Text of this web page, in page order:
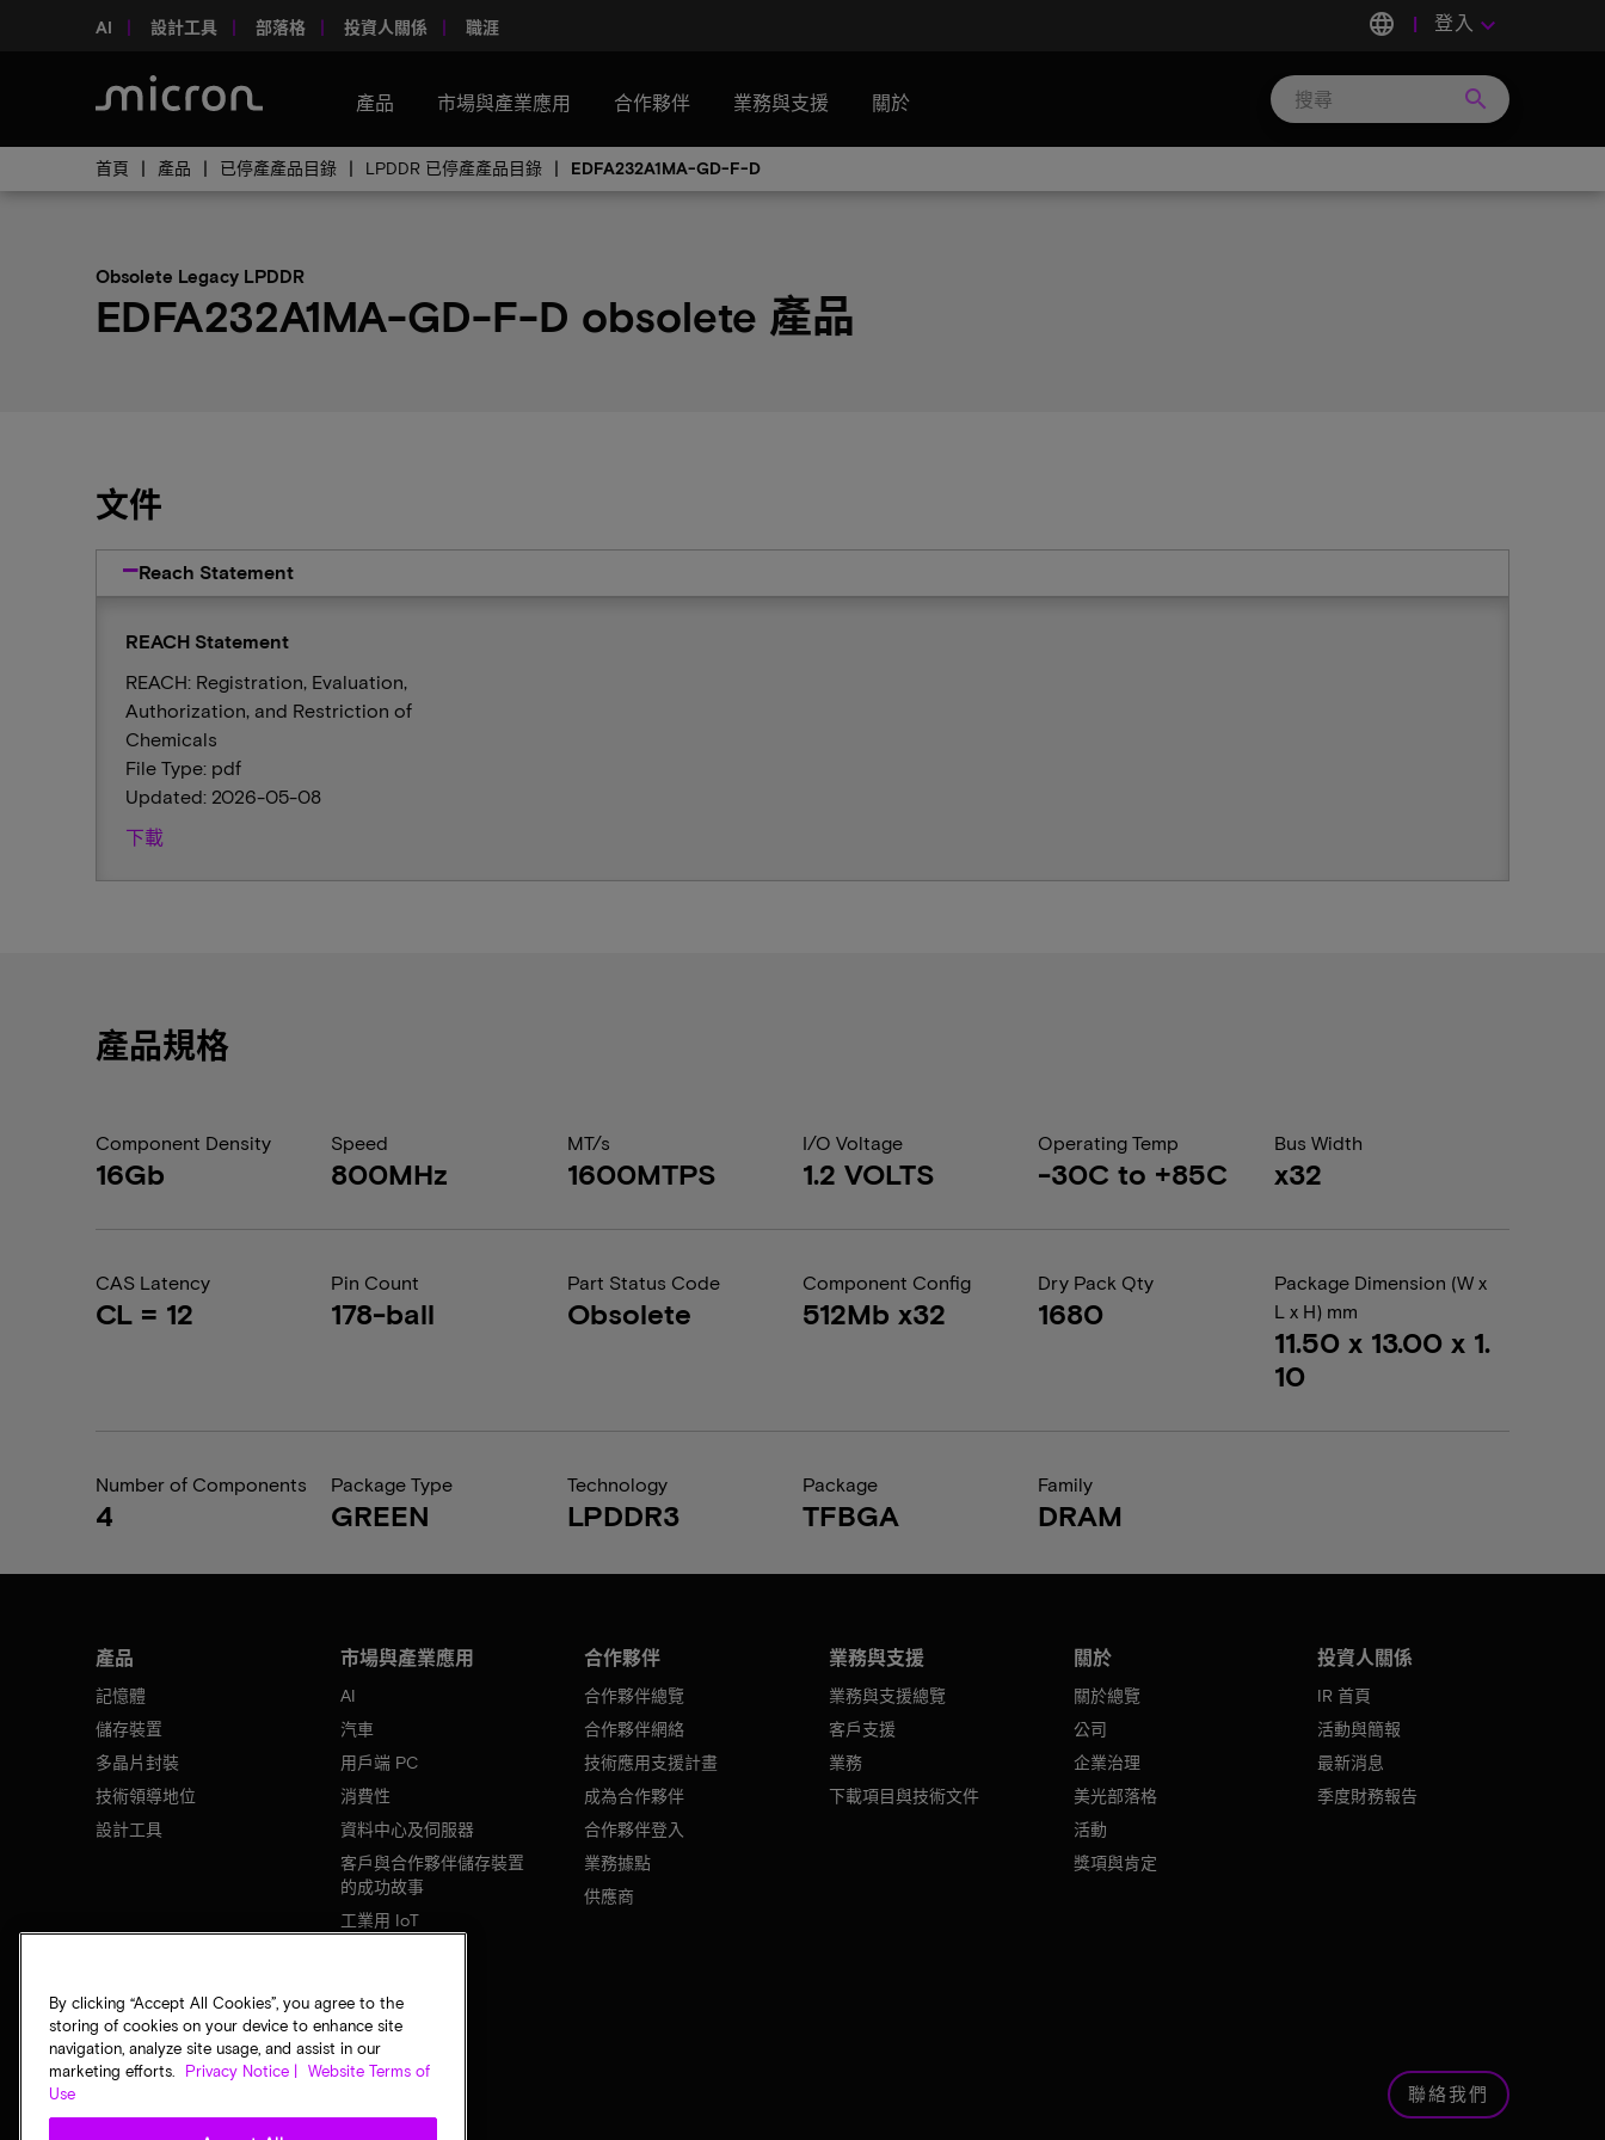
AI 設計工具 部落格 投資人關係 職涯 language 登入 keyboard_arrow_down
產品 市場與產業應用 合作夥伴 業務與支援 關於 search
首頁 產品 已停產產品目錄 LPDDR 已停產產品目錄 EDFA232A1MA-GD-F-D
Obsolete Legacy LPDDR
EDFA232A1MA-GD-F-D obsolete 產品
文件
Reach Statement
REACH Statement
REACH: Registration, Evaluation,
Authorization, and Restriction of
Chemicals
File Type: pdf
Updated: 2026-05-08
下載
產品規格
Component Density
16Gb
Speed
800MHz
MT/s
1600MTPS
I/O Voltage
1.2 VOLTS
Operating Temp
-30C to +85C
Bus Width
x32
CAS Latency
CL = 12
Pin Count
178-ball
Part Status Code
Obsolete
Component Config
512Mb x32
Dry Pack Qty
1680
Package Dimension (W x
L x H) mm
11.50 x 13.00 x 1.
10
Number of Components
4
Package Type
GREEN
Technology
LPDDR3
Package
TFBGA
Family
DRAM
產品
記憶體
儲存裝置
多晶片封裝
技術領導地位
設計工具
市場與產業應用
AI
汽車
用戶端 PC
消費性
資料中心及伺服器
客戶與合作夥伴儲存裝置
的成功故事
工業用 IoT
合作夥伴
合作夥伴總覽
合作夥伴網絡
技術應用支援計畫
成為合作夥伴
合作夥伴登入
業務據點
供應商
業務與支援
業務與支援總覽
客戶支援
業務
下載項目與技術文件
關於
關於總覽
公司
企業治理
美光部落格
活動
獎項與肯定
投資人關係
IR 首頁
活動與簡報
最新消息
季度財務報告
聯絡我們
By clicking “Accept All Cookies”, you agree to the
storing of cookies on your device to enhance site
navigation, analyze site usage, and assist in our
marketing efforts.
Privacy Notice |
Website Terms of
Use